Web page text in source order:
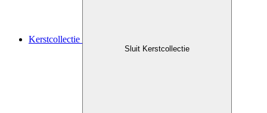
Kerstcollectie
Sluit Kerstcollectie